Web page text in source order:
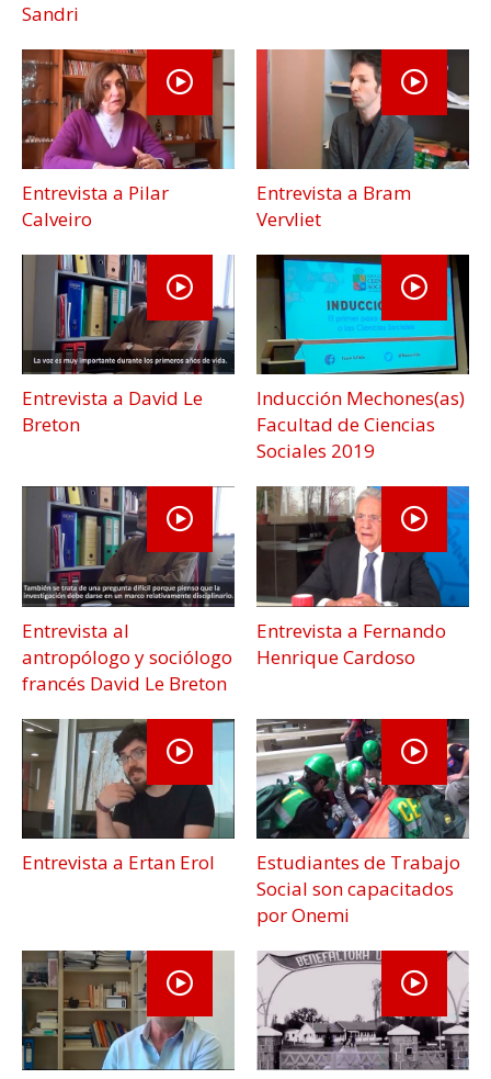
ACADÉMICOS
FUNCIONARIOS
EGRESADOS
Sandri
Entrevista a Pilar
Calveiro
Entrevista a Bram
Vervliet
Entrevista a David Le
Breton
Inducción Mechones(as)
Facultad de Ciencias
Sociales 2019
Entrevista al
antropólogo y sociólogo
francés David Le Breton
Entrevista a Fernando
Henrique Cardoso
Entrevista a Ertan Erol
Estudiantes de Trabajo
Social son capacitados
por Onemi